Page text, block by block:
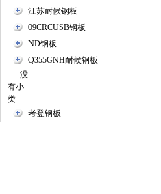
江苏耐候钢板
09CRCUSB钢板
ND钢板
Q355GNH耐候钢板
没
有小
类
考登钢板